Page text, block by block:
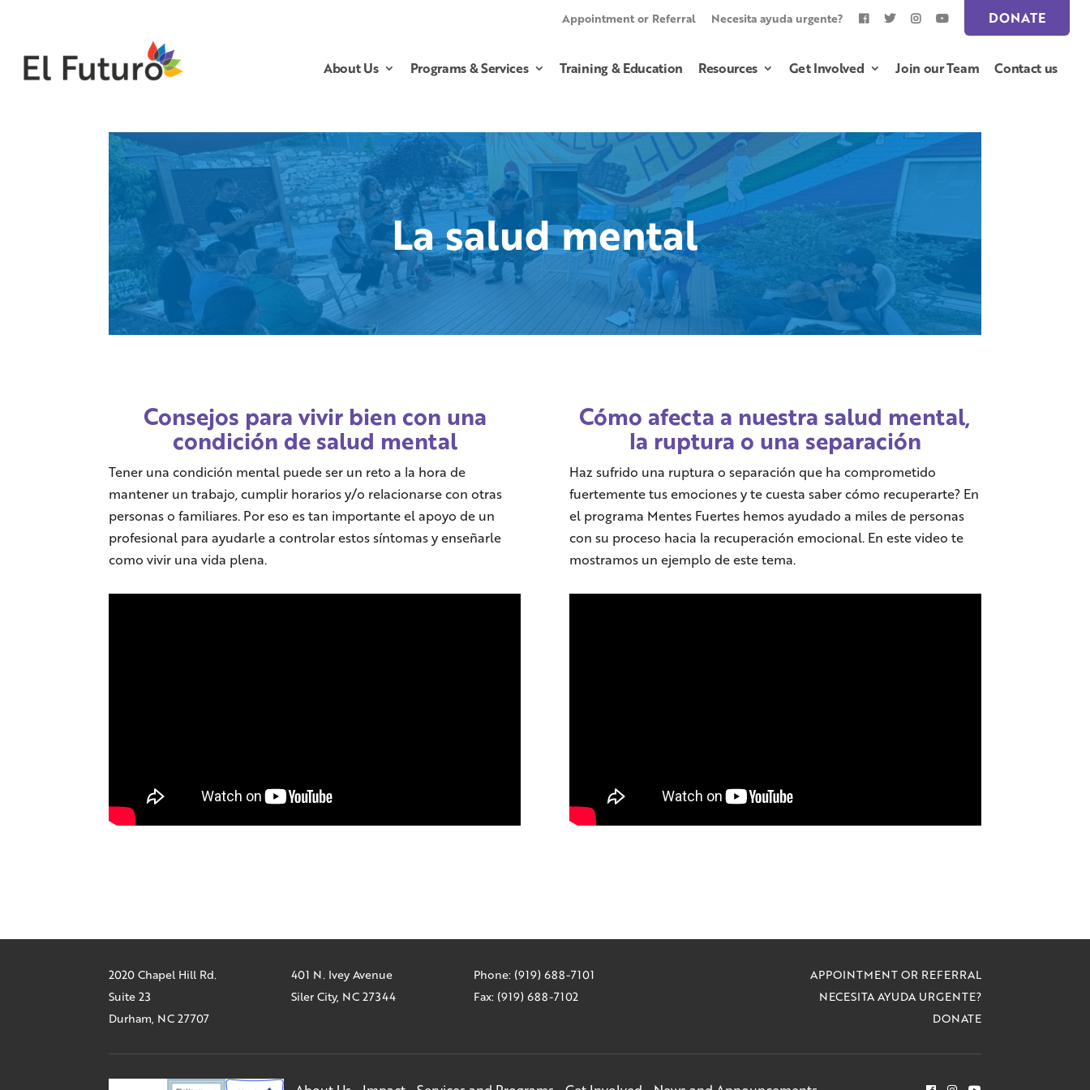
Appointment or Referral Necesita ayuda urgente? DONATE
About Us Programs & Services Training & Education Resources Get Involved Join our Team Contact us
La salud mental
Consejos para vivir bien con una
condición de salud mental
Tener una condición mental puede ser un reto a la hora de
mantener un trabajo, cumplir horarios y/o relacionarse con otras
personas o familiares. Por eso es tan importante el apoyo de un
profesional para ayudarle a controlar estos síntomas y enseñarle
como vivir una vida plena.
Cómo afecta a nuestra salud mental,
la ruptura o una separación
Haz sufrido una ruptura o separación que ha comprometido
fuertemente tus emociones y te cuesta saber cómo recuperarte? En
el programa Mentes Fuertes hemos ayudado a miles de personas
con su proceso hacia la recuperación emocional. En este video te
mostramos un ejemplo de este tema.
2020 Chapel Hill Rd.
Suite 23
Durham, NC 27707
401 N. Ivey Avenue
Siler City, NC 27344
Phone: (919) 688-7101
Fax: (919) 688-7102
APPOINTMENT OR REFERRAL
NECESITA AYUDA URGENTE?
DONATE